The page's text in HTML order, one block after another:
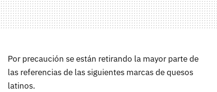
Por precaución se están retirando la mayor parte de
las referencias de las siguientes marcas de quesos
latinos.